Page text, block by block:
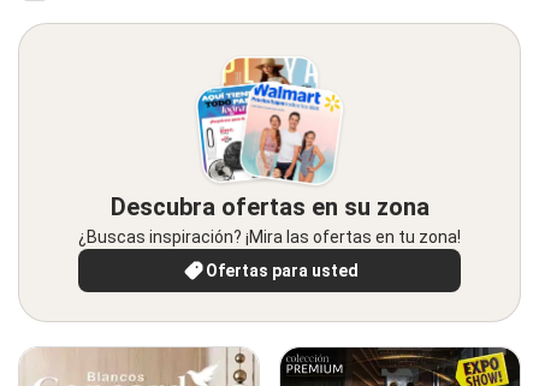
Descubra ofertas en su zona
¿Buscas inspiración? ¡Mira las ofertas en tu zona!
Ofertas para usted